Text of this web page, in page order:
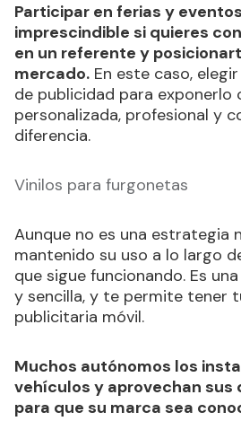
Participar en ferias y
imprescindible si quieres
en un referente y
mercado. En este caso,
de publicidad para exponerlo
personalizada, profesional y
diferencia.
Vinilos para furgonetas
Aunque no es una estrategia
mantenido su uso a lo largo
que sigue funcionando. Es
y sencilla, y te permite tener
publicitaria móvil.
Muchos autónomos los
vehículos y aprovechan sus
para que su marca sea